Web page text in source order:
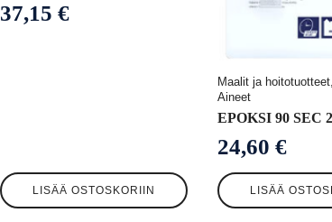
37,15 €
LISÄÄ OSTOSKORIIN
Maalit ja
Aineet
EPOKSI 90 SEC
24,60€
LISÄÄ